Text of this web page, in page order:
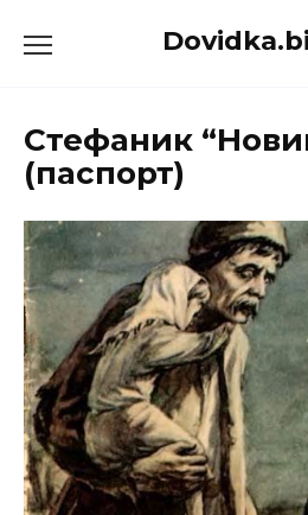
до
Стефаник
(паспорт)